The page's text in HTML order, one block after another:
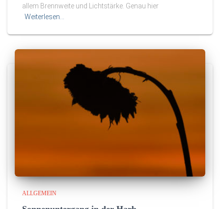
allem Brennweite und Lichtstärke. Genau hier
Weiterlesen…
ALLGEMEIN